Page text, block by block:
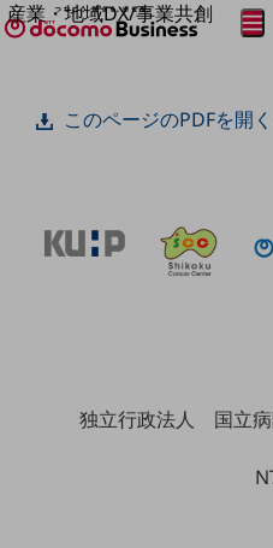
産業・地域DX/事業共創
OPEN HUB for Plural Futures
OPEN HUB for Plural Futuresとは
Smart World
産業・地域DXプラットフォーマーとして
Smart Mobility
Smart Worksite
メ
開く
フリーワードを入力して探す
フリーワードでNTTドコモビジネ
このページのPDFを開
独立行政法人 国立